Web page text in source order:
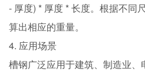
- 厚度) * 厚度 * 长度。根据不同
算出相应的重量。
4. 应用场景
槽钢广泛应用于建筑、制造业